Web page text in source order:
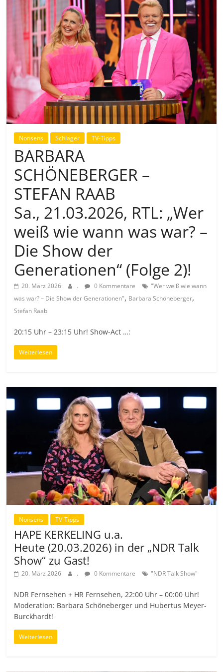
Nonsens Schlager TV-Tipps
BARBARA
SCHÖNEBERGER –
STEFAN RAAB
Sa., 21.03.2026, RTL: „Wer
weiß wie wann was war? –
Die Show der
Generationen“ (Folge 2)!
20. März 2026 . 0 Kommentare
"Wer weiß wie wann
was war? – Die Show der Generationen", Barbara Schöneberger,
Stefan Raab
20:15 Uhr – 23:15 Uhr! Show-Act …:
Weiterlesen
Nonsens TV-Tipps
HAPE KERKELING u.a.
Heute (20.03.2026) in der „NDR Talk
Show“ zu Gast!
20. März 2026 . 0 Kommentare "NDR Talk Show"
NDR Fernsehen + HR Fernsehen, 22:00 Uhr – 00:00 Uhr!
Moderation: Barbara Schöneberger und Hubertus Meyer-
Burckhardt!
Weiterlesen